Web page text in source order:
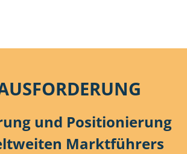
und Positionierung
Marktführers